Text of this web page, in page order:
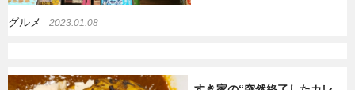
グルメ 2023.01.08